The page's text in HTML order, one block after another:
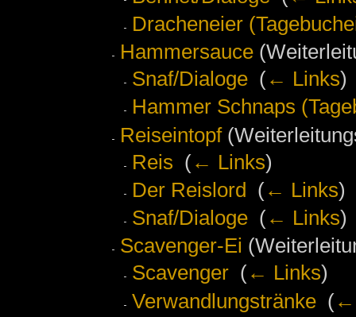
Dracheneier
Hammersauce
Snaf/Dialoge‎ (← Links)
Hammer Schnaps
Reiseintopf
Reis (← Links)
Der Reislord
(← Links)
Snaf/Dialoge‎ (← Links)
Scavenger-Ei
Scavenger‎ (← Links)
Verwandlungstränke‎ (←